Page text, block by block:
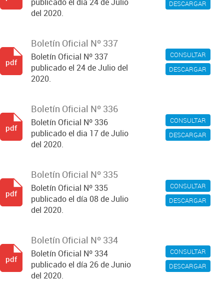
DESCARGAR
del 2020.
CONSULTAR
DESCARGAR
Boletín Oficial Nº 337
Boletín Oficial Nº 337
publicado el 24 de Julio del
2020.
pdf
CONSULTAR
DESCARGAR
Boletín Oficial Nº 336
Boletín Oficial Nº 336
publicado el dia 17 de Julio
del 2020.
pdf
CONSULTAR
DESCARGAR
Boletín Oficial Nº 335
Boletín Oficial Nº 335
publicado el día 08 de Julio
del 2020.
pdf
CONSULTAR
DESCARGAR
Boletín Oficial Nº 334
Boletín Oficial Nº 334
publicado el día 26 de Junio
del 2020.
pdf